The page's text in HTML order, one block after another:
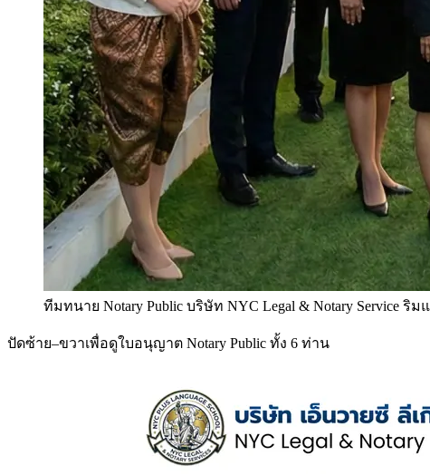
ทีมทนาย Notary Public บริษัท NYC Legal & Notary Service ริ
ปัดซ้าย–ขวาเพื่อดูใบอนุญาต Notary Public ทั้ง 6 ท่าน